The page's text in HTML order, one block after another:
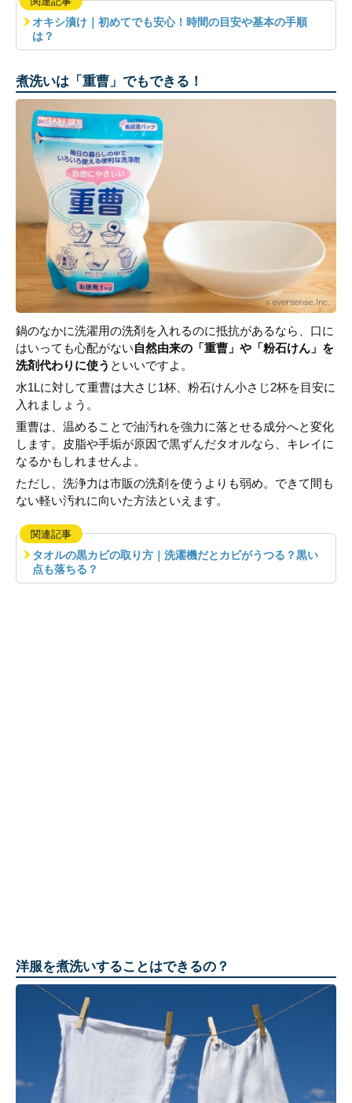
オキシ漬け｜初めてでも安心！時間の目安や基本の手順
は？
煮洗いは「重曹」でもできる！
鍋のなかに洗濯用の洗剤を入れるのに抵抗があるなら、口に
はいっても心配がない自然由来の「重曹」や「粉石けん」を
洗剤代わりに使う といいですよ。
水1Lに対して重曹は大さじ1杯、粉石けん小さじ2杯を目安に
入れましょう。
重曹は、温めることで油汚れを強力に落とせる成分へと変化
します。皮脂や手垢が原因で黒ずんだタオルなら、キレイに
なるかもしれませんよ。
ただし、洗浄力は市販の洗剤を使うよりも弱め。できて間も
ない軽い汚れに向いた方法といえます。
関連記事
タオルの黒カビの取り方｜洗濯機だとカビがうつる？黒い
点も落ちる？
洋服を煮洗いすることはできるの？